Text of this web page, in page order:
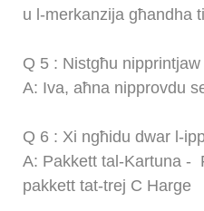
u l-merkanzija għandha
Q 5 : Nistgħu
A: Iva, aħna nipprovdu
Q 6 : Xi ngħidu dwar l-
A: Pakkett tal-Kartuna -
pakkett tat-trej C Harge